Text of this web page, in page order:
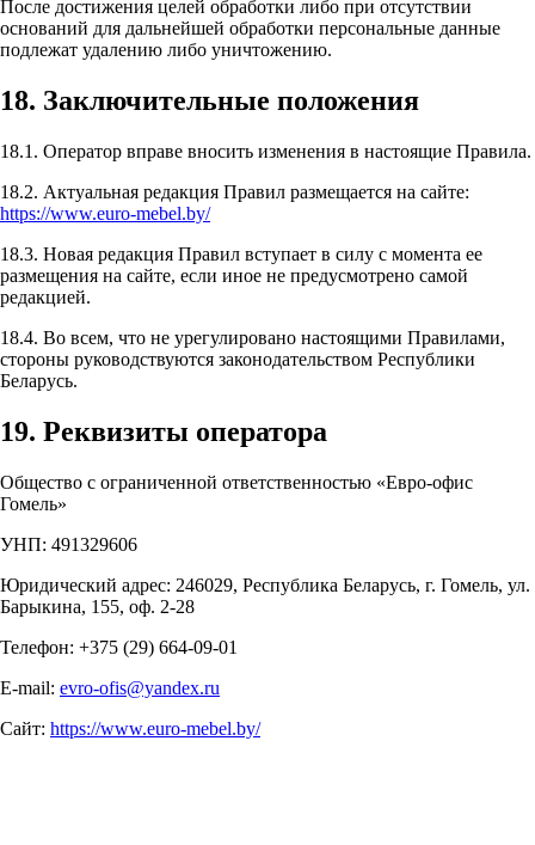
После достижения целей обработки либо при отсутствии
оснований для дальнейшей обработки персональные данные
подлежат удалению либо уничтожению.
18. Заключительные положения
18.1. Оператор вправе вносить изменения в настоящие Правила.
18.2. Актуальная редакция Правил размещается на сайте:
https://www.euro-mebel.by/
18.3. Новая редакция Правил вступает в силу с момента ее
размещения на сайте, если иное не предусмотрено самой
редакцией.
18.4. Во всем, что не урегулировано настоящими Правилами,
стороны руководствуются законодательством Республики
Беларусь.
19. Реквизиты оператора
Общество с ограниченной ответственностью «Евро-офис
Гомель»
УНП: 491329606
Юридический адрес: 246029, Республика Беларусь, г. Гомель, ул.
Барыкина, 155, оф. 2-28
Телефон: +375 (29) 664-09-01
E-mail: evro-ofis@yandex.ru
Сайт: https://www.euro-mebel.by/